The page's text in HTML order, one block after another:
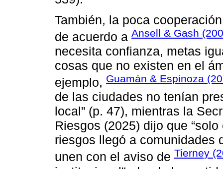
También, la poca
de acuerdo a Ansell & Gash
necesita confianza, metas
cosas que no existen en el͏
ejemplo, Guamán & Espinoza
de las ciudades no tenían
local” (p. 47), mientras la
͏Riesgos (2025) dijo que
riesgos llegó a comunidades
unen con el aviso de Tierney